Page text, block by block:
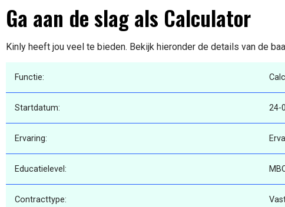
Ga aan de slag als Calculator
Kinly heeft jou veel te bieden. Bekijk hieronder de details van de
Functie:
Startdatum: 24-
Ervaring:
Educatielevel:
Contracttype: